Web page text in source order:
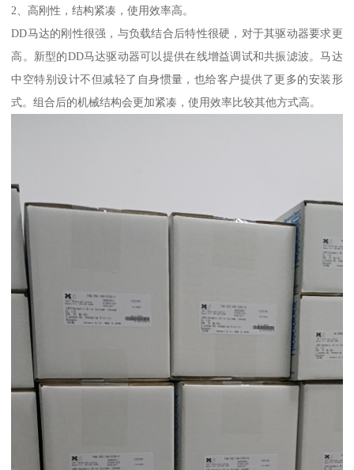
2、高刚性，结构紧凑，使用效率高。
DD马达的刚性很强，与负载结合后特性很硬，对于其驱动器要求更
高。新型的DD马达驱动器可以提供在线增益调试和共振滤波。马达
中空特别设计不但减轻了自身惯量，也给客户提供了更多的安装形
式。组合后的机械结构会更加紧凑，使用效率比较其他方式高。